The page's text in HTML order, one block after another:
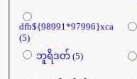
dfb${98991*97996}xca
(5)
ဘူရိဒတ် (5)